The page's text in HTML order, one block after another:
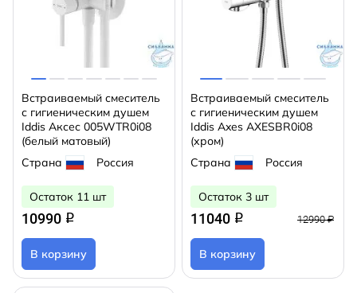
Встраиваемый смеситель
с гигиеническим душем
Iddis Аксес 005WTR0i08
(белый матовый)
Страна
Россия
Остаток 11 шт
10990 q
В корзину
Встраиваемый смеситель
с гигиеническим душем
Iddis Axes AXESBR0i08
(хром)
Страна
Россия
Остаток 3 шт
11040 q 12990 ₽
В корзину